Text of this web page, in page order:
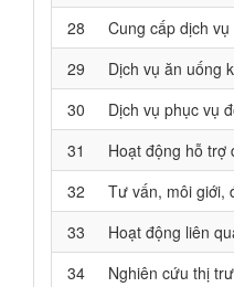
28
Cung cấp dịch
29
Dịch vụ ăn uống
30
Dịch vụ phục vụ
31
Hoạt động hỗ trợ
32
Tư vấn, môi giới,
33
Hoạt động liên
34
Nghiên cứu thị